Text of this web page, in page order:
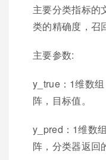
主要分类指标的
类的精确度，召
主要参数:
y_true：1维数
阵，目标值。
y_pred：1维数
阵，分类器返回